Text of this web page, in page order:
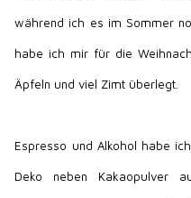
während ich es im Sommer
habe ich mir für die
Äpfeln und viel Zimt überlegt.
Espresso und Alkohol habe
Deko neben Kakaopulver